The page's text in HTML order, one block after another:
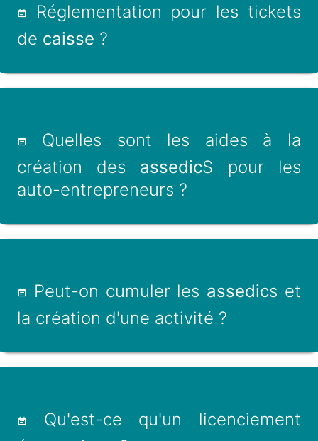
Réglementation pour les tickets
de caisse ?
Quelles sont les aides à la
création des assedicS pour les
auto-entrepreneurs ?
Peut-on cumuler les assedics et
la création d'une activité ?
Qu'est-ce qu'un licenciement